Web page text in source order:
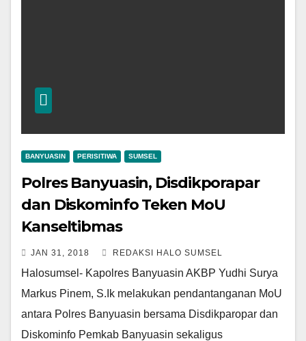
BANYUASIN PERISITIWA SUMSEL
Polres Banyuasin, Disdikporapar
dan Diskominfo Teken MoU
Kanseltibmas
JAN 31, 2018 REDAKSI HALO SUMSEL
Halosumsel- Kapolres Banyuasin AKBP Yudhi Surya
Markus Pinem, S.Ik melakukan pendantanganan MoU
antara Polres Banyuasin bersama Disdikparopar dan
Diskominfo Pemkab Banyuasin sekaligus